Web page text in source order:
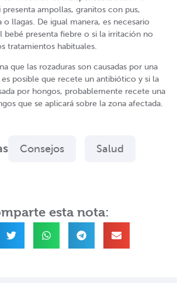
ampollas, granitos con pus,
llagas. De igual manera, es necesario
bebé presenta fiebre o si la irritación no
tratamientos habituales.
que las rozaduras son causadas por una
posible que recete un antibiótico y si la
por hongos, probablemente recete una
que se aplicará sobre la zona afectada.
Consejos Salud
esta nota: